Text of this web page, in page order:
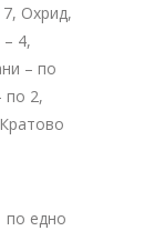
Охрид,
4,
– по
по 2,
по едно